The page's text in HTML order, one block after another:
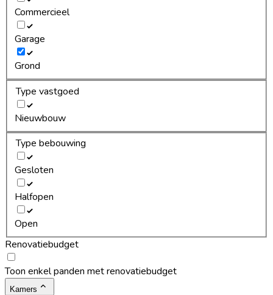
Commercieel
Garage
Grond
Type vastgoed
Nieuwbouw
Type bebouwing
Gesloten
Halfopen
Open
Renovatiebudget
Toon enkel panden met renovatiebudget
Kamers